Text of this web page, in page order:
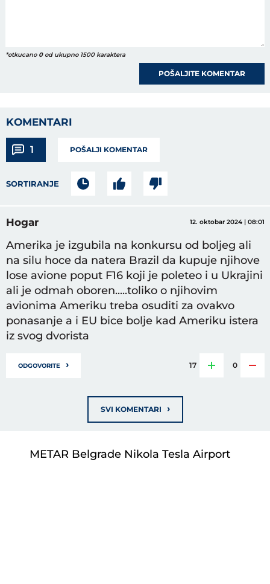
*otkucano 0od ukupno 1500 karaktera
POŠALJITE KOMENTAR
KOMENTARI
1 POŠALJI KOMENTAR
SORTIRANJE
Hogar 12. oktobar 2024 | 08:01
Amerika je izgubila na konkursu od boljeg ali
na silu hoce da natera Brazil da kupuje njihove
lose avione poput F16 koji je poleteo i u Ukrajini
ali je odmah oboren.....toliko o njihovim
avionima Ameriku treba osuditi za ovakvo
ponasanje a i EU bice bolje kad Ameriku istera
iz svog dvorista
ODGOVORITE › 17 0
SVI KOMENTARI ›
METAR Belgrade Nikola Tesla Airport